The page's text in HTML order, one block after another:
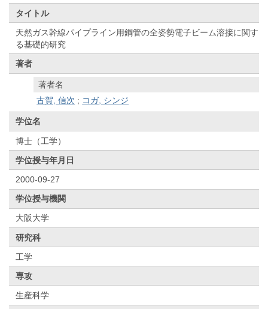
タイトル
天然ガス幹線パイプライン用鋼管の全姿勢電子ビーム溶接に関す
る基礎的研究
著者
著者名
古賀, 信次 ; コガ, シンジ
学位名
博士（工学）
学位授与年月日
2000-09-27
学位授与機関
大阪大学
研究科
工学
専攻
生産科学